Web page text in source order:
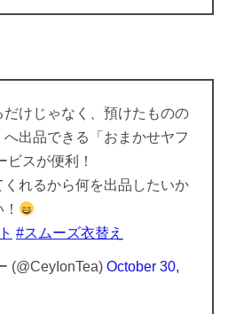
だけじゃなく、預けたものの
出品できる「おまかせヤフ
ビスが便利！
くれるから何を出品したいか
#スムーズ衣替え
(@CeyIonTea) October 30,